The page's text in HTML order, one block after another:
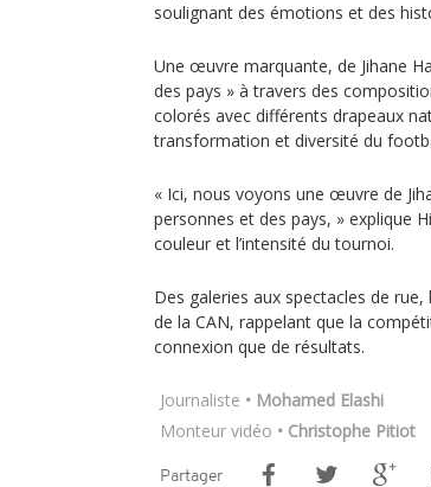
soulignant des émotions et des
Une œuvre marquante, de Jihane
des pays » à travers des
colorés avec différents drapeaux
transformation et diversité du
« Ici, nous voyons une œuvre de
personnes et des pays, » explique
couleur et l’intensité du tournoi.
Des galeries aux spectacles de
de la CAN, rappelant que la
connexion que de résultats.
Journaliste • Mohamed Elashi
Monteur vidéo • Christophe Pitiot
Partager